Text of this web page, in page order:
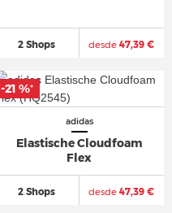
2 Shops desde 47,39 €
adidas
Elastische Cloudfoam
Flex
2 Shops desde 47,39 €
-21 %*